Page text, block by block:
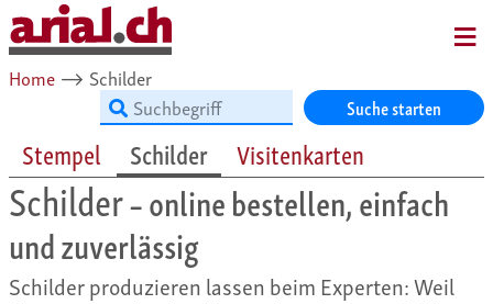
Home ⟶ Schilder
Suche starten
Stempel Schilder Visitenkarten
Schilder– online bestellen, einfach
und zuverlässig
Schilder produzieren lassen beim Experten: Weil